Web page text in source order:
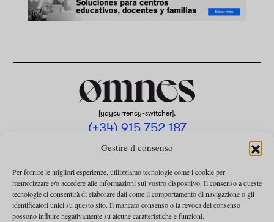
Gestire il consenso
Per fornire le migliori esperienze, utilizziamo tecnologie come i cookie per
memorizzare e/o accedere alle informazioni sul vostro dispositivo. Il consenso a queste
tecnologie ci consentirà di elaborare dati come il comportamento di navigazione o gli
identificatori unici su questo sito. Il mancato consenso o la revoca del consenso
possono influire negativamente su alcune caratteristiche e funzioni.
[yaycurrency-switcher].
(+34) 915 752 187
omnes@omnesmag.com